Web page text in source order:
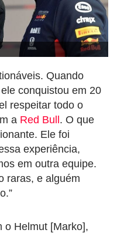
Quando
conquistou em 20
respeitar todo o
a Red Bull. O que
Ele foi
experiência,
em outra equipe.
raras, e alguém
o Helmut [Marko],